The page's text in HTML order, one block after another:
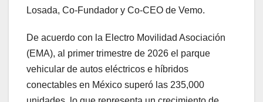
Losada, Co-Fundador y Co-CEO de Vemo.
De acuerdo con la Electro Movilidad Asociación
(EMA), al primer trimestre de 2026 el parque
vehicular de autos eléctricos e híbridos
conectables en México superó las 235,000